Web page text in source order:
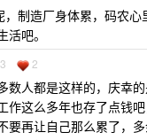
，制造厂身体累，码农心
吧。
2
数人都是这样的，庆幸
作这么多年也存了点钱
要再让自己那么累了，多